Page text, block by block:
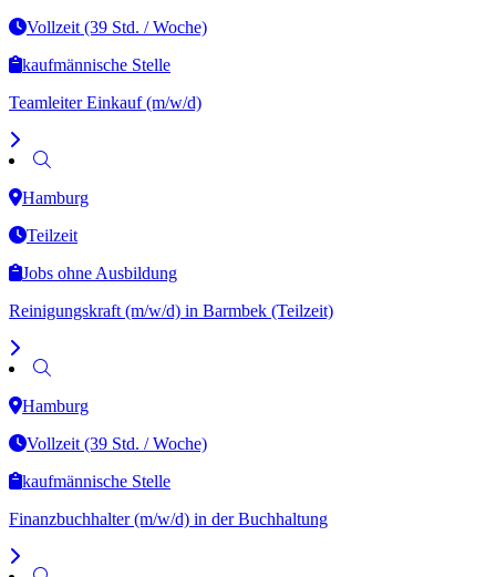
Vollzeit (39 Std. / Woche)
kaufmännische Stelle
Teamleiter Einkauf (m/w/d)
Hamburg
Teilzeit
Jobs ohne Ausbildung
Reinigungskraft (m/w/d) in Barmbek (Teilzeit)
Hamburg
Vollzeit (39 Std. / Woche)
kaufmännische Stelle
Finanzbuchhalter (m/w/d) in der Buchhaltung